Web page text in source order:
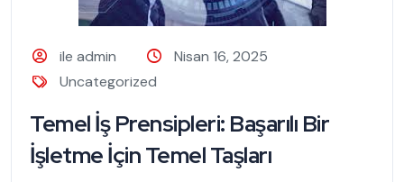
ile admin
Nisan 16, 2025
Uncategorized
Temel İş Prensipleri: Başarılı Bir
İşletme İçin Temel Taşları